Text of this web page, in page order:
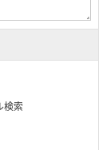
検索